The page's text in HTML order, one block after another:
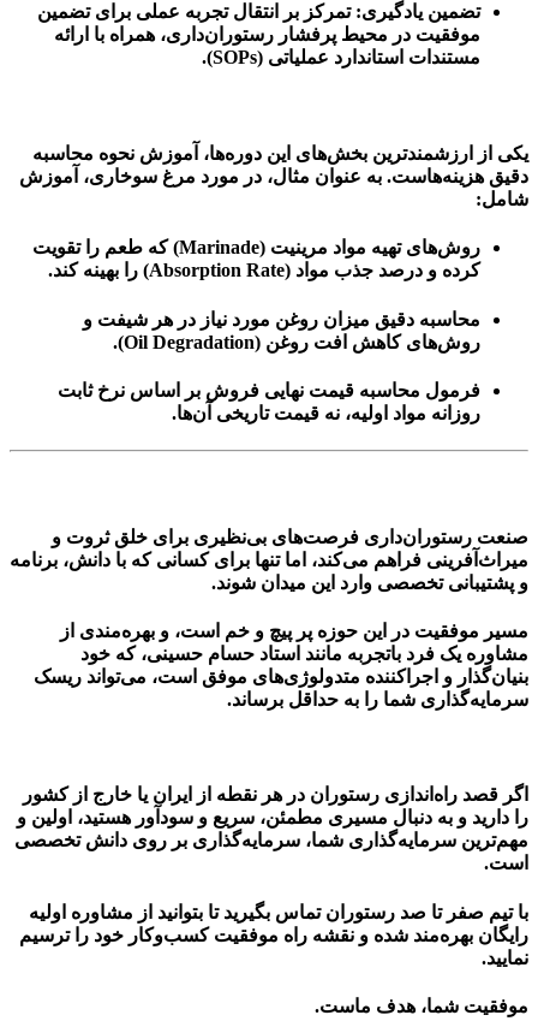
تضمین یادگیری: تمرکز بر انتقال تجربه عملی برای تضمین
موفقیت در محیط پرفشار رستوران‌داری، همراه با ارائه
مستندات استاندارد عملیاتی (SOPs).
یکی از ارزشمندترین بخش‌های این دوره‌ها، آموزش نحوه محاسبه
دقیق هزینه‌هاست. به عنوان مثال، در مورد مرغ سوخاری، آموزش
شامل:
روش‌های تهیه مواد مرینیت (Marinade) که طعم را تقویت
کرده و درصد جذب مواد (Absorption Rate) را بهینه کند.
محاسبه دقیق میزان روغن مورد نیاز در هر شیفت و
روش‌های کاهش افت روغن (Oil Degradation).
فرمول محاسبه قیمت نهایی فروش بر اساس نرخ ثابت
روزانه مواد اولیه، نه قیمت تاریخی آن‌ها.
صنعت رستوران‌داری فرصت‌های بی‌نظیری برای خلق ثروت و
میراث‌آفرینی فراهم می‌کند، اما تنها برای کسانی که با دانش، برنامه
و پشتیبانی تخصصی وارد این میدان شوند.
مسیر موفقیت در این حوزه پر پیچ و خم است، و بهره‌مندی از
مشاوره یک فرد باتجربه مانند استاد حسام حسینی، که خود
بنیان‌گذار و اجراکننده متدولوژی‌های موفق است، می‌تواند ریسک
سرمایه‌گذاری شما را به حداقل برساند.
اگر قصد راه‌اندازی رستوران در هر نقطه از ایران یا خارج از کشور
را دارید و به دنبال مسیری مطمئن، سریع و سودآور هستید، اولین و
مهم‌ترین سرمایه‌گذاری شما، سرمایه‌گذاری بر روی دانش تخصصی
است.
با تیم صفر تا صد رستوران تماس بگیرید تا بتوانید از مشاوره اولیه
رایگان بهره‌مند شده و نقشه راه موفقیت کسب‌وکار خود را ترسیم
نمایید.
موفقیت شما، هدف ماست.